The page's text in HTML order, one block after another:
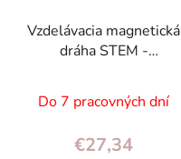
Vzdelávacia magnetická
dráha STEM -
stavebnica s autíčkom,
87 dielov
Do 7 pracovných dní
€27,34